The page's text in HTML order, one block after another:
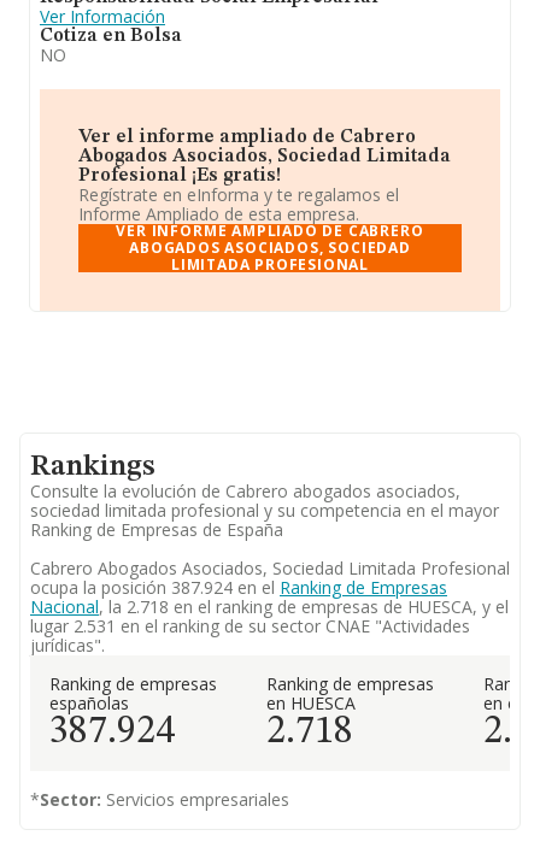
Ver Información
Cotiza en Bolsa
NO
Ver el informe ampliado de Cabrero
Abogados Asociados, Sociedad Limitada
Profesional ¡Es gratis!
Regístrate en eInforma y te regalamos el
Informe Ampliado de esta empresa.
VER INFORME AMPLIADO DE CABRERO
ABOGADOS ASOCIADOS, SOCIEDAD
LIMITADA PROFESIONAL
Rankings
Consulte la evolución de Cabrero abogados asociados,
sociedad limitada profesional y su competencia en el mayor
Ranking de Empresas de España
Cabrero Abogados Asociados, Sociedad Limitada Profesional
ocupa la posición 387.924 en el Ranking de Empresas
Nacional, la 2.718 en el ranking de empresas de HUESCA, y el
lugar 2.531 en el ranking de su sector CNAE "Actividades
jurídicas".
Ranking de empresas
españolas
387.924
Ranking de empresas
en HUESCA
2.718
en el
*Sector: Servicios empresariales